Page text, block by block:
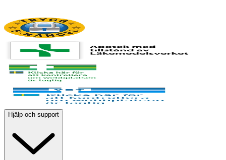
Hjälp och support